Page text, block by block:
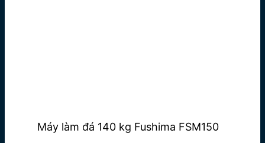
Máy làm đá 140 kg Fushima FSM150